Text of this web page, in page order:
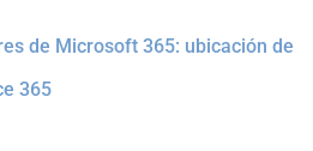
de Microsoft 365: ubicación de
365